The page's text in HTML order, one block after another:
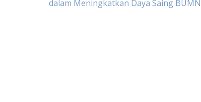
dalam Meningkatkan Daya Saing BUMN